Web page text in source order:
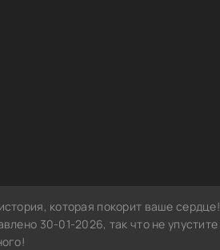
которая покорит ваше сердце!
30-01-2026, так что не упустите